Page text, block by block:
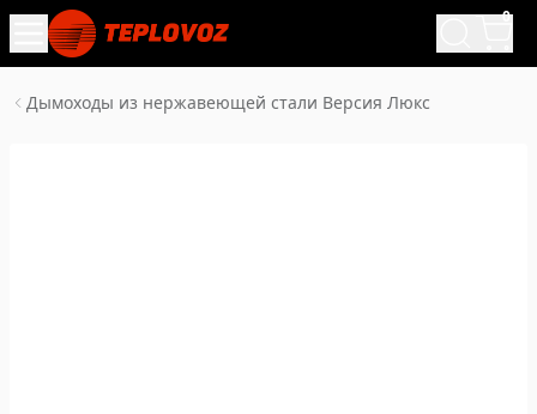
0
Дымоходы из нержавеющей стали Версия Люкс